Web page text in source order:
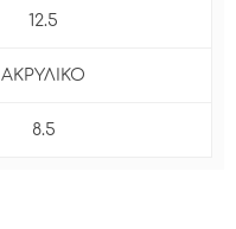
12.5
ΑΚΡΥΛΙΚΟ
8.5